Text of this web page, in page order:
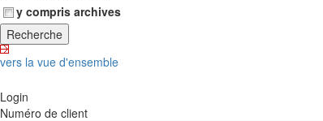
y compris archives
vers la vue d'ensemble
Login
Numéro de client